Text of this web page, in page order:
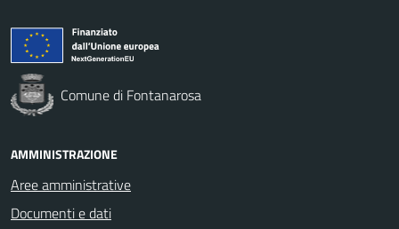
Comune di Fontanarosa
AMMINISTRAZIONE
Aree amministrative
Documenti e dati